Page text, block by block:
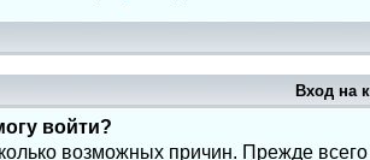
Вход на
войти?
возможных причин. Прежде